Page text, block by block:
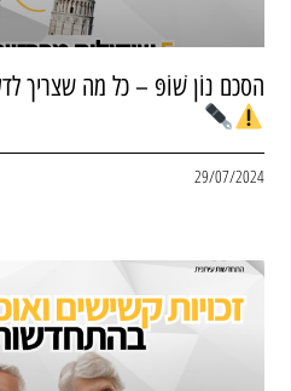
הסכם נוֹן שׁוֹפּ – כל מה שצריך
29/07/2024